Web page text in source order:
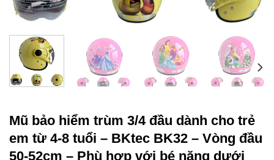
Mũ bảo hiểm trùm 3/4 đầu dành cho trẻ
em từ 4-8 tuổi – BKtec BK32 – Vòng đầu
50-52cm – Phù hợp với bé nặng dưới